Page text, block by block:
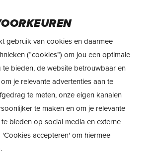
gebruik van cookies en daarmee
(“cookies”) om jou een optimale
te bieden, de website betrouwbaar en
je relevante advertenties aan te
te meten, onze eigen kanalen
te maken en om je relevante
bieden op social media en externe
accepteren' om hiermee